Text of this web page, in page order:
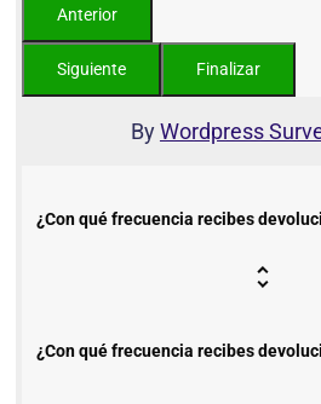
ByWordpress
¿Con qué frecuencia recibes
¿Con qué frecuencia recibes